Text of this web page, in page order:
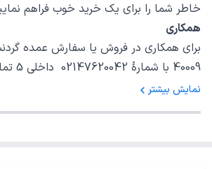
خاطر شما را برای یک خرید خوب فراهم
همکاری
برای
40009 با شمارهٔ 02147620042 داخلی 5 تماس بگیرید.
نمایش بیشتر